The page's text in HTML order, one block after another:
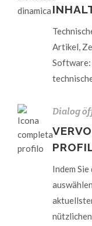
Artikel,
Software:
Dialog
Indem